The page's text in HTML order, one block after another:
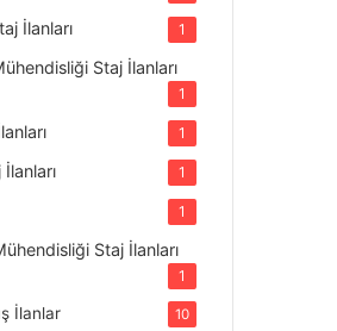
İlanları 1
Staj İlanları
1
1
İlanları 1
1
Staj İlanları
1
İlanlar 10